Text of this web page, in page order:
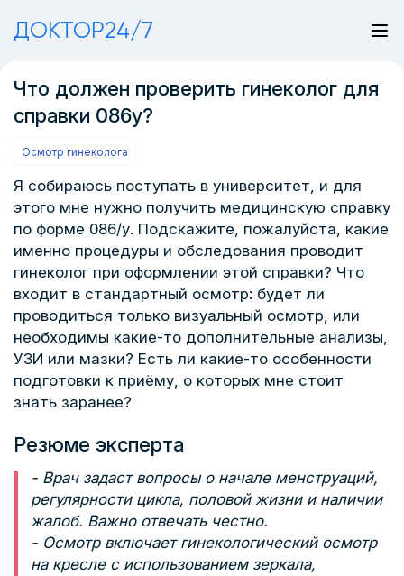
ДОКТОР24/7
Что должен проверить гинеколог для
справки 086у?
Осмотр гинеколога
Я собираюсь поступать в университет, и для
этого мне нужно получить медицинскую справку
по форме 086/у. Подскажите, пожалуйста, какие
именно процедуры и обследования проводит
гинеколог при оформлении этой справки? Что
входит в стандартный осмотр: будет ли
проводиться только визуальный осмотр, или
необходимы какие-то дополнительные анализы,
УЗИ или мазки? Есть ли какие-то особенности
подготовки к приёму, о которых мне стоит
знать заранее?
Резюме эксперта
- Врач задаст вопросы о начале менструаций,
регулярности цикла, половой жизни и наличии
жалоб. Важно отвечать честно.
- Осмотр включает гинекологический осмотр
на кресле с использованием зеркала,